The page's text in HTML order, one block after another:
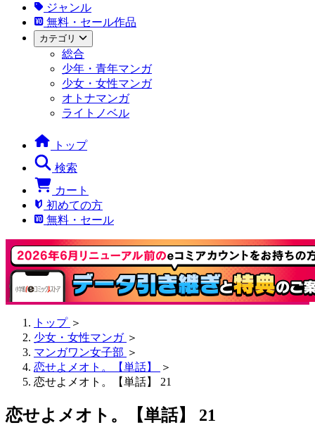
ジャンル
無料・セール作品
カテゴリ
総合
少年・青年マンガ
少女・女性マンガ
オトナマンガ
ライトノベル
トップ
検索
カート
初めての方
無料・セール
トップ ＞
少女・女性マンガ ＞
マンガワン女子部 ＞
恋せよメオト。【単話】
＞
恋せよメオト。【単話】 21
恋せよメオト。【単話】 21